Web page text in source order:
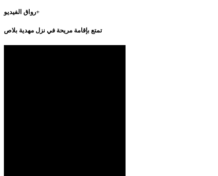
رواق الفيديو+
تمتع بإقامة مريحة في نزل مهدية بلاص